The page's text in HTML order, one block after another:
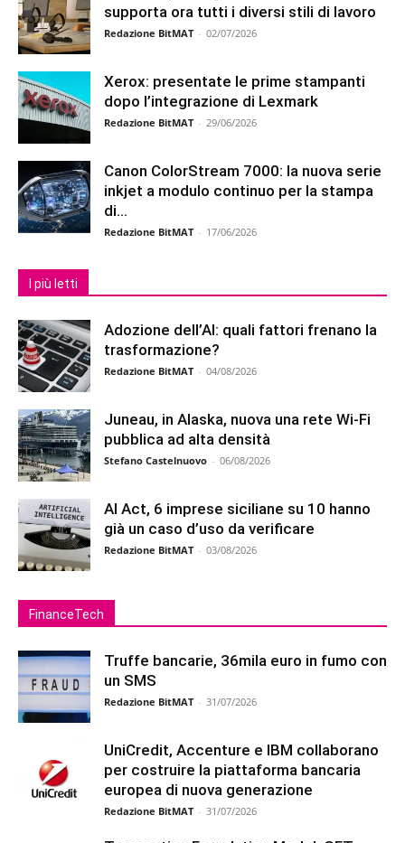
supporta ora tutti i diversi stili di lavoro
Redazione BitMAT - 02/07/2026
Xerox: presentate le prime stampanti
dopo l’integrazione di Lexmark
Redazione BitMAT - 29/06/2026
Canon ColorStream 7000: la nuova serie
inkjet a modulo continuo per la stampa
di...
Redazione BitMAT - 17/06/2026
I più letti
Adozione dell’AI: quali fattori frenano la
trasformazione?
Redazione BitMAT - 04/08/2026
Juneau, in Alaska, nuova una rete Wi-Fi
pubblica ad alta densità
Stefano Castelnuovo - 06/08/2026
AI Act, 6 imprese siciliane su 10 hanno
già un caso d’uso da verificare
Redazione BitMAT - 03/08/2026
FinanceTech
Truffe bancarie, 36mila euro in fumo con
un SMS
Redazione BitMAT - 31/07/2026
UniCredit, Accenture e IBM collaborano
per costruire la piattaforma bancaria
europea di nuova generazione
Redazione BitMAT - 31/07/2026